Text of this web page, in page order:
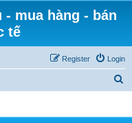
- mua hàng - bán
tế
Login
Register